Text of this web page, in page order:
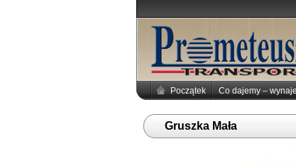
Początek Co dajemy –
Gruszka Mała